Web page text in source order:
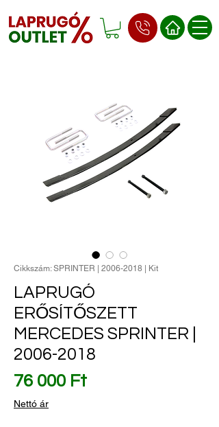
Cikkszám: SPRINTER | 2006-2018 | Kit
LAPRUGÓ
ERŐSÍTŐSZETT
MERCEDES SPRINTER |
2006-2018
76 000 FtÁr
Nettó ár